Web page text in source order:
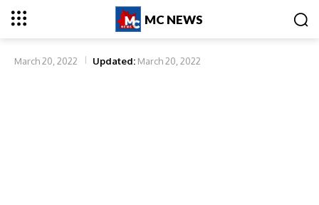
MC NEWS
March 20, 2022 Updated: March 20, 2022